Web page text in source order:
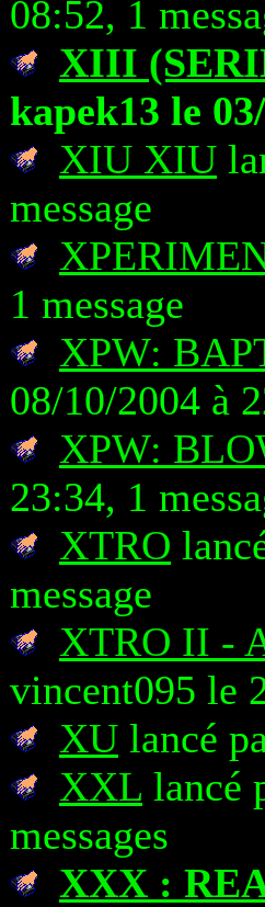
08:52, 1
XIII
kapek13 le
XIU XIU
message
1 message
XPW:
08/10/2004 à
XPW:
23:34, 1
XTRO
message
XTRO II -
vincent095 le
XU lancé
XXL lancé
messages
XXX :